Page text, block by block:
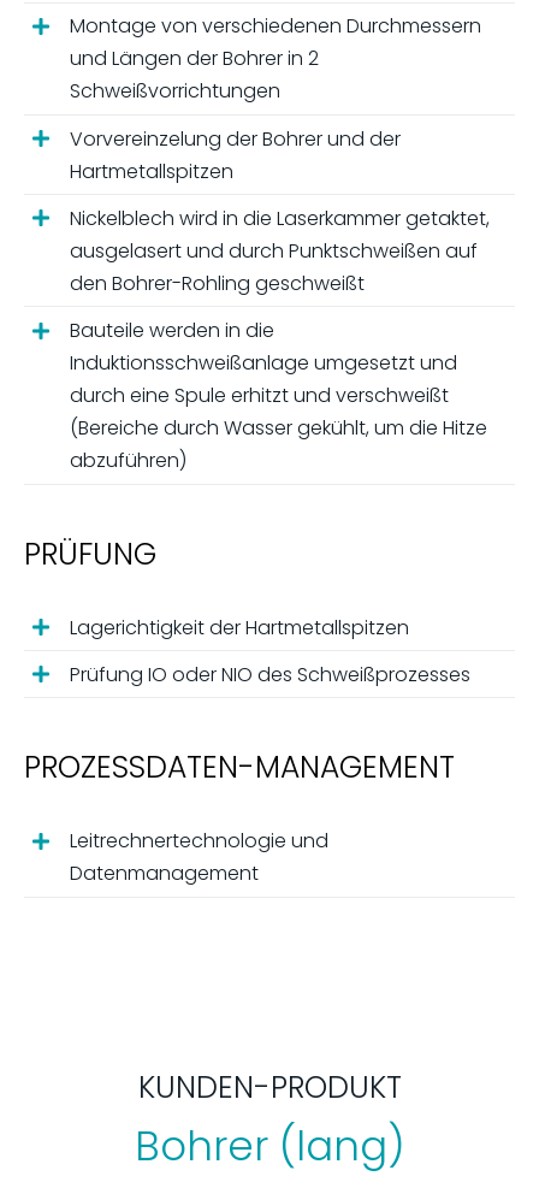
Montage von verschiedenen Durchmessern
und Längen der Bohrer in 2
Schweißvorrichtungen
Vorvereinzelung der Bohrer und der
Hartmetallspitzen
Nickelblech wird in die Laserkammer getaktet,
ausgelasert und durch Punktschweißen auf
den Bohrer-Rohling geschweißt
Bauteile werden in die
Induktionsschweißanlage umgesetzt und
durch eine Spule erhitzt und verschweißt
(Bereiche durch Wasser gekühlt, um die Hitze
abzuführen)
PRÜFUNG
Lagerichtigkeit der Hartmetallspitzen
Prüfung IO oder NIO des Schweißprozesses
PROZESSDATEN-MANAGEMENT
Leitrechnertechnologie und
Datenmanagement
KUNDEN-PRODUKT
Bohrer (lang)